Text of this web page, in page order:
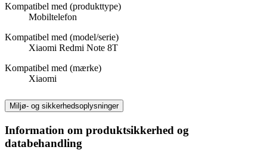
Kompatibel med (produkttype)
Mobiltelefon
Kompatibel med (model/serie)
Xiaomi Redmi Note 8T
Kompatibel med (mærke)
Xiaomi
Miljø- og sikkerhedsoplysninger
Information om produktsikkerhed og
databehandling